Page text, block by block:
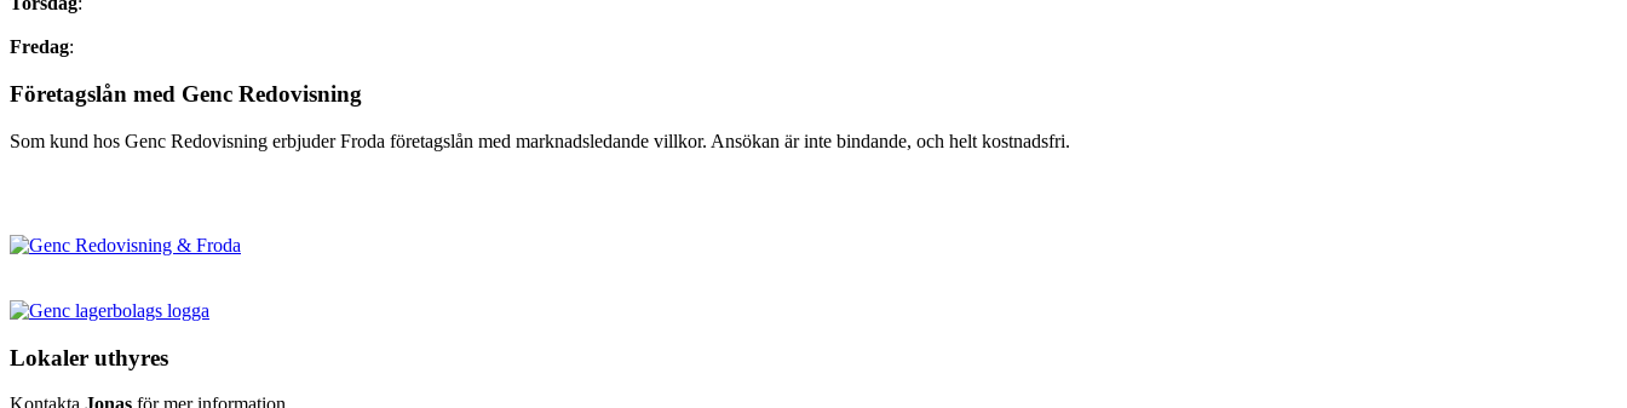
Fredag:
Företagslån med Genc Redovisning
Som kund hos Genc Redovisning erbjuder Froda företagslån med marknadsledande villkor. Ansökan är inte bindande, och helt kostnadsfri.
Lokaler uthyres